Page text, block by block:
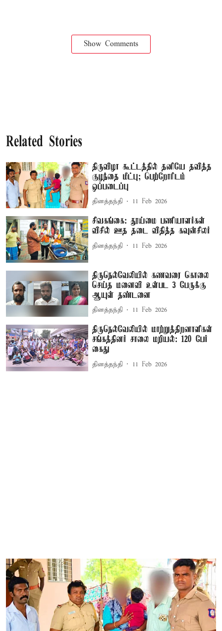
Show Comments
Related Stories
திருவிழா கூட்டத்தில் தனியே தவித்த
குழந்தை மீட்பு; பெற்றோரிடம்
ஒப்படைப்பு
தினத்தந்தி 11 Feb 2026
சிவகங்கை: தூய்மை பணியாளர்கள்
விசில் ஊத தடை விதித்த கவுன்சிலர்
தினத்தந்தி 11 Feb 2026
திருநெல்வேலியில் கணவரை கொலை
செய்த மனைவி உள்பட 3 பேருக்கு
ஆயுள் தண்டனை
தினத்தந்தி 11 Feb 2026
திருநெல்வேலியில் மாற்றுத்திறனாளிகள்
சங்கத்தினர் சாலை மறியல்: 120 பேர்
கைது
தினத்தந்தி 11 Feb 2026